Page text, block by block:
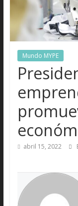
Mundo MYPE
abril 15, 2022